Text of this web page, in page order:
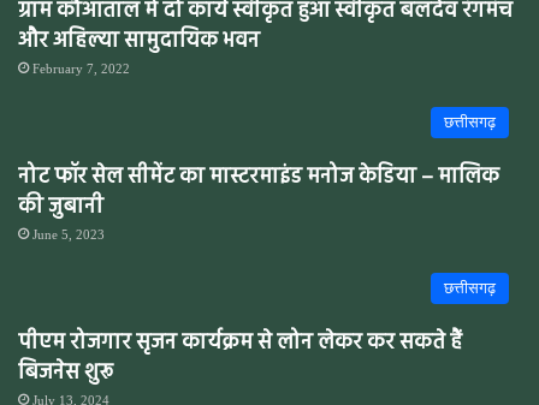
ग्राम कौआताल में दो कार्य स्वीकृत हुआ स्वीकृत बलदेव रंगमंच
और अहिल्या सामुदायिक भवन
February 7, 2022
छत्तीसगढ़
नोट फॉर सेल सीमेंट का मास्टरमाइंड मनोज केडिया – मालिक
की जुबानी
June 5, 2023
छत्तीसगढ़
पीएम रोजगार सृजन कार्यक्रम से लोन लेकर कर सकते हैं
बिजनेस शुरू
July 13, 2024